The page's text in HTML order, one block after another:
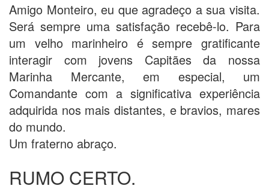
Amigo Monteiro, eu que agradeço a sua visita.
Será sempre uma satisfação recebê-lo. Para
um velho marinheiro é sempre gratificante
interagir com jovens Capitães da nossa
Marinha Mercante, em especial, um
Comandante com a significativa experiência
adquirida nos mais distantes, e bravios, mares
do mundo.
Um fraterno abraço.
RUMO CERTO.